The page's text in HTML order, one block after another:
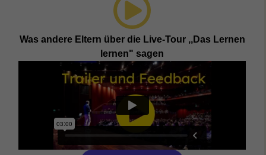
Was andere Eltern über die Live-Tour ,,Das Lernen
lernen" sagen